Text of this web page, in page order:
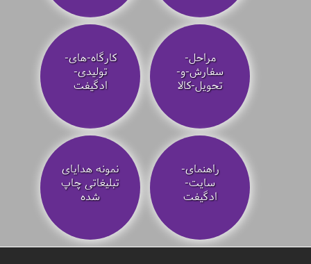
مراحل-
سفارش-و-
تحویل-کالا
کارگاه-های-
تولیدی-
ادگیفت
راهنمای-
سایت-
ادگیفت
نمونه هدایای
تبلیغاتی چاپ
شده